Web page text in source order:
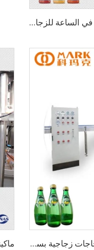
مصنع عصائر بسعة 10,000 زجاجة في الساعة للزجاجات سعة 500 مل، آلة مصنع العصير
ماكينة تعبئة مشروبات غازية في زجاجات زجاجية بسعة 5000 زجاجة في الساعة